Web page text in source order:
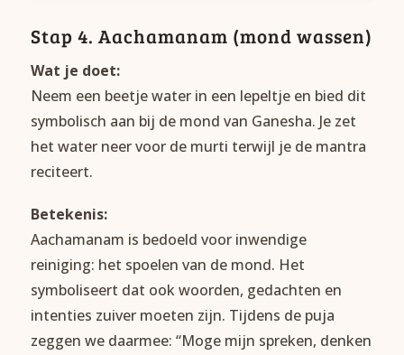
Stap 4. Aachamanam (mond wassen)
Wat je doet:
Neem een beetje water in een lepeltje en bied dit
symbolisch aan bij de mond van Ganesha. Je zet
het water neer voor de murti terwijl je de mantra
reciteert.
Betekenis:
Aachamanam is bedoeld voor inwendige
reiniging: het spoelen van de mond. Het
symboliseert dat ook woorden, gedachten en
intenties zuiver moeten zijn. Tijdens de puja
zeggen we daarmee: “Moge mijn spreken, denken